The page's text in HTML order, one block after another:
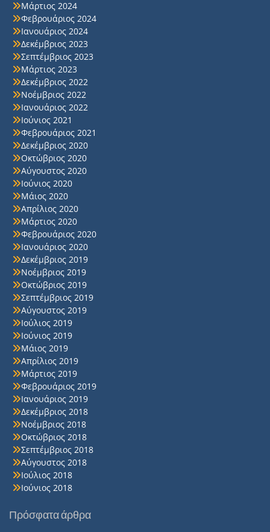
Μάρτιος 2024
Φεβρουάριος 2024
Ιανουάριος 2024
Δεκέμβριος 2023
Σεπτέμβριος 2023
Μάρτιος 2023
Δεκέμβριος 2022
Νοέμβριος 2022
Ιανουάριος 2022
Ιούνιος 2021
Φεβρουάριος 2021
Δεκέμβριος 2020
Οκτώβριος 2020
Αύγουστος 2020
Ιούνιος 2020
Μάιος 2020
Απρίλιος 2020
Μάρτιος 2020
Φεβρουάριος 2020
Ιανουάριος 2020
Δεκέμβριος 2019
Νοέμβριος 2019
Οκτώβριος 2019
Σεπτέμβριος 2019
Αύγουστος 2019
Ιούλιος 2019
Ιούνιος 2019
Μάιος 2019
Απρίλιος 2019
Μάρτιος 2019
Φεβρουάριος 2019
Ιανουάριος 2019
Δεκέμβριος 2018
Νοέμβριος 2018
Οκτώβριος 2018
Σεπτέμβριος 2018
Αύγουστος 2018
Ιούλιος 2018
Ιούνιος 2018
Πρόσφατα άρθρα